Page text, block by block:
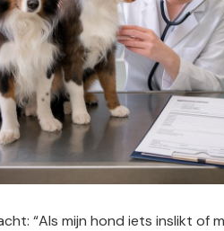
“Als mijn hond iets inslikt of